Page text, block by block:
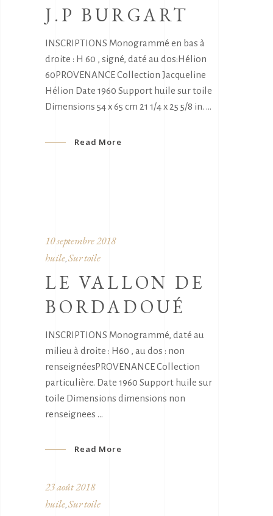
J.P BURGART
INSCRIPTIONS Monogrammé en bas à
droite : H 60 , signé, daté au dos:Hélion
60PROVENANCE Collection Jacqueline
Hélion Date 1960 Support huile sur toile
Dimensions 54 x 65 cm 21 1/4 x 25 5/8 in.
Read More
10 septembre 2018
huile, Sur toile
LE VALLON DE
BORDADOUÉ
INSCRIPTIONS Monogrammé, daté au
milieu à droite : H60 , au dos : non
renseignéesPROVENANCE Collection
particulière. Date 1960 Support huile sur
toile Dimensions dimensions non
renseignees
Read More
23 août 2018
huile, Sur toile